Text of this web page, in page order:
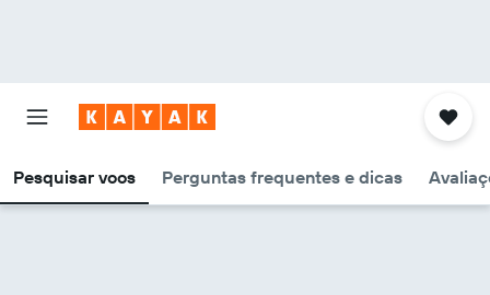
Pesquisar voos Perguntas frequentes e dicas